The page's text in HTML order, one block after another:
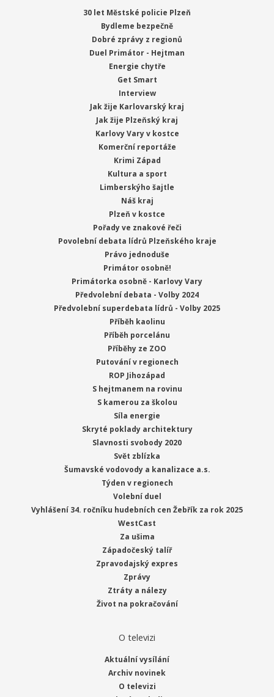
30 let Městské policie Plzeň
Bydleme bezpečně
Dobré zprávy z regionů
Duel Primátor - Hejtman
Energie chytře
Get Smart
Interview
Jak žije Karlovarský kraj
Jak žije Plzeňský kraj
Karlovy Vary v kostce
Komerční reportáže
Krimi Západ
Kultura a sport
Limberskýho šajtle
Náš kraj
Plzeň v kostce
Pořady ve znakové řeči
Povolební debata lídrů Plzeňského kraje
Právo jednoduše
Primátor osobně!
Primátorka osobně - Karlovy Vary
Předvolební debata - Volby 2024
Předvolební superdebata lídrů - Volby 2025
Příběh kaolinu
Příběh porcelánu
Příběhy ze ZOO
Putování v regionech
ROP Jihozápad
S hejtmanem na rovinu
S kamerou za školou
Síla energie
Skryté poklady architektury
Slavnosti svobody 2020
Svět zblízka
Šumavské vodovody a kanalizace a.s.
Týden v regionech
Volební duel
Vyhlášení 34. ročníku hudebních cen Žebřík za rok 2025
WestCast
Za ušima
Západočeský talíř
Zpravodajský expres
Zprávy
Ztráty a nálezy
Život na pokračování
O televizi
Aktuální vysílání
Archiv novinek
O televizi